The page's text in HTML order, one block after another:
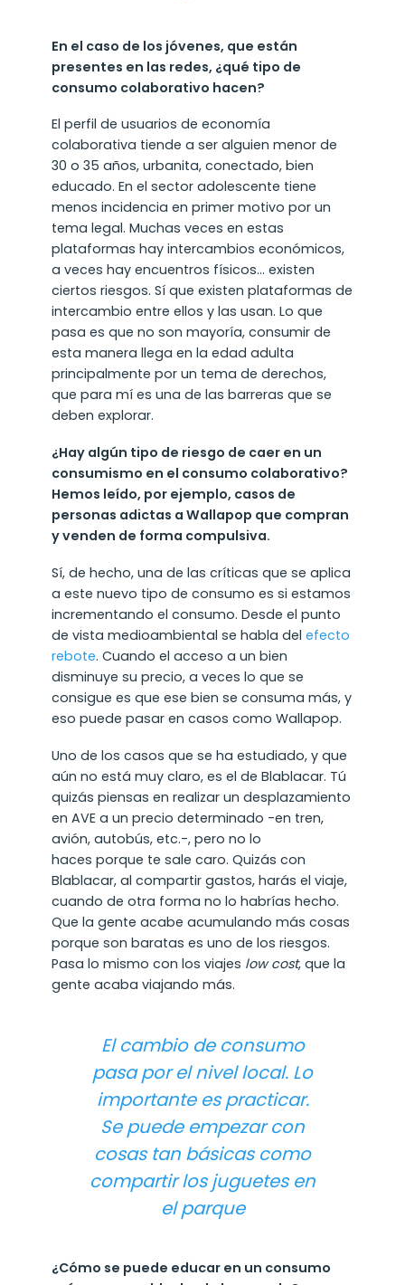
En el caso de los jóvenes, que están
presentes en las redes, ¿qué tipo de
consumo colaborativo hacen?
El perfil de usuarios de economía
colaborativa tiende a ser alguien menor de
30 o 35 años, urbanita, conectado, bien
educado. En el sector adolescente tiene
menos incidencia en primer motivo por un
tema legal. Muchas veces en estas
plataformas hay intercambios económicos,
a veces hay encuentros físicos… existen
ciertos riesgos. Sí que existen plataformas de
intercambio entre ellos y las usan. Lo que
pasa es que no son mayoría, consumir de
esta manera llega en la edad adulta
principalmente por un tema de derechos,
que para mí es una de las barreras que se
deben explorar.
¿Hay algún tipo de riesgo de caer en un
consumismo en el consumo colaborativo?
Hemos leído, por ejemplo, casos de
personas adictas a Wallapop que compran
y venden de forma compulsiva.
Sí, de hecho, una de las críticas que se aplica
a este nuevo tipo de consumo es si estamos
incrementando el consumo. Desde el punto
de vista medioambiental se habla del efecto
rebote. Cuando el acceso a un bien
disminuye su precio, a veces lo que se
consigue es que ese bien se consuma más, y
eso puede pasar en casos como Wallapop.
Uno de los casos que se ha estudiado, y que
aún no está muy claro, es el de Blablacar. Tú
quizás piensas en realizar un desplazamiento
en AVE a un precio determinado -en tren,
avión, autobús, etc.-, pero no lo
haces porque te sale caro. Quizás con
Blablacar, al compartir gastos, harás el viaje,
cuando de otra forma no lo habrías hecho.
Que la gente acabe acumulando más cosas
porque son baratas es uno de los riesgos.
Pasa lo mismo con los viajes low cost, que la
gente acaba viajando más.
El cambio de consumo
pasa por el nivel local. Lo
importante es practicar.
Se puede empezar con
cosas tan básicas como
compartir los juguetes en
el parque
¿Cómo se puede educar en un consumo